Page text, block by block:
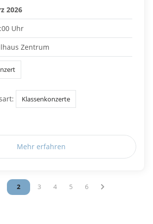
2026
Uhr
Zentrum
Klassenkonzerte
Mehr erfahren
êtes sur la page
Vous êtes sur la page
2 Vous êtes sur la page
3 Vous êtes sur la page
4 Vous êtes sur la page
5 Vous êtes sur la page
6